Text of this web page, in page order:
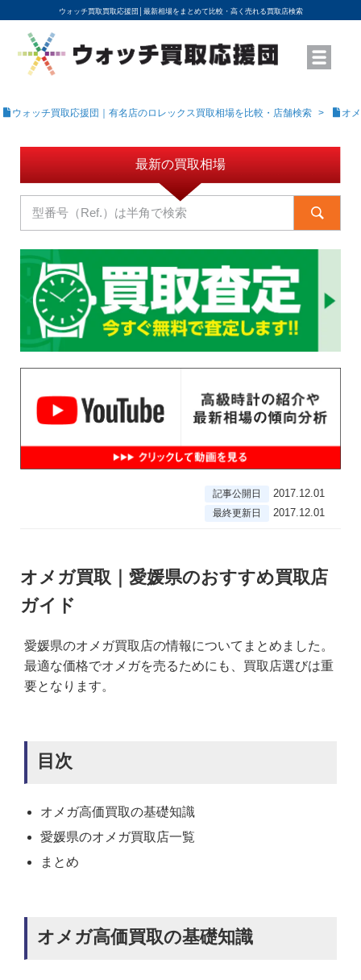
ウォッチ買取買取応援団│ 最新相場をまとめて比較・高く売れる買取店検索
YouTubeで動画を公開中
ROLEXモデル名から買取相場を調べる
高級時計ブランド名から買取相場を調べる
地域から買取店を探す
店舗名から買取店を探す
ブランド時計を高く売る方法
買取査定を依頼する
ウォッチ買取応援団｜有名店のロレックス買取相場を比較・店舗検索 オ
最新の買取相場
記事公開日 2017.12.01
最終更新日 2017.12.01
オメガ買取｜愛媛県のおすすめ買取店
ガイド
愛媛県のオメガ買取店の情報についてまとめました。
最適な価格でオメガを売るためにも、買取店選びは重
要となります。
目次
オメガ高価買取の基礎知識
愛媛県のオメガ買取店一覧
まとめ
オメガ高価買取の基礎知識